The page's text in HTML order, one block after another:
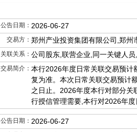
公告日期： 2026-06-27
交易方： 郑州产业投资集团有限公司,郑
关联关系： 公司股东,联营企业,同一关键人
交易简介： 本行2026年度日常关联交易预计
复为准。本次日常关联交易预计
之日止。2026年度本行对部分
行授信管理需要,本行对2026年
公告日期： 2026-06-27